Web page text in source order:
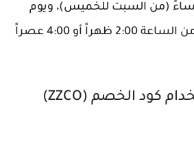
وحتى 11:00 مساءً (من السبت للخميس)، ويوم
الجمعة تبدأ العمل من الساعة 2:00 ظهراً أو 4:00 عصراً
هل يمكنني استخدام كود الخصم (ZZCO)